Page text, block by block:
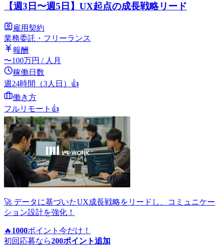
【週3日〜週5日】UX起点の成長戦略リード
雇用契約
業務委託・フリーランス
報酬
〜100万円 / 人月
稼働日数
週24時間（3人日） 👍
働き方
フルリモート 👍
🚀 データに基づいたUX成長戦略をリードし、コミュニケー
ション設計を強化！
🔥 1000ポイント 今だけ！
初回応募なら200ポイント追加